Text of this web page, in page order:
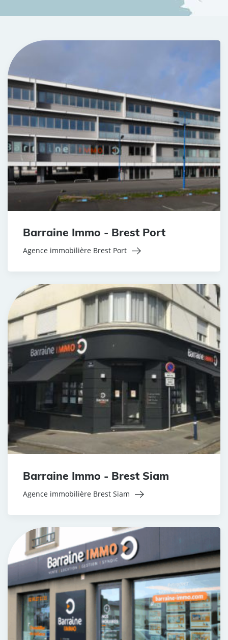
Barraine Immo - Brest Port
Agence immobilière Brest Port
Barraine Immo - Brest Siam
Agence immobilière Brest Siam